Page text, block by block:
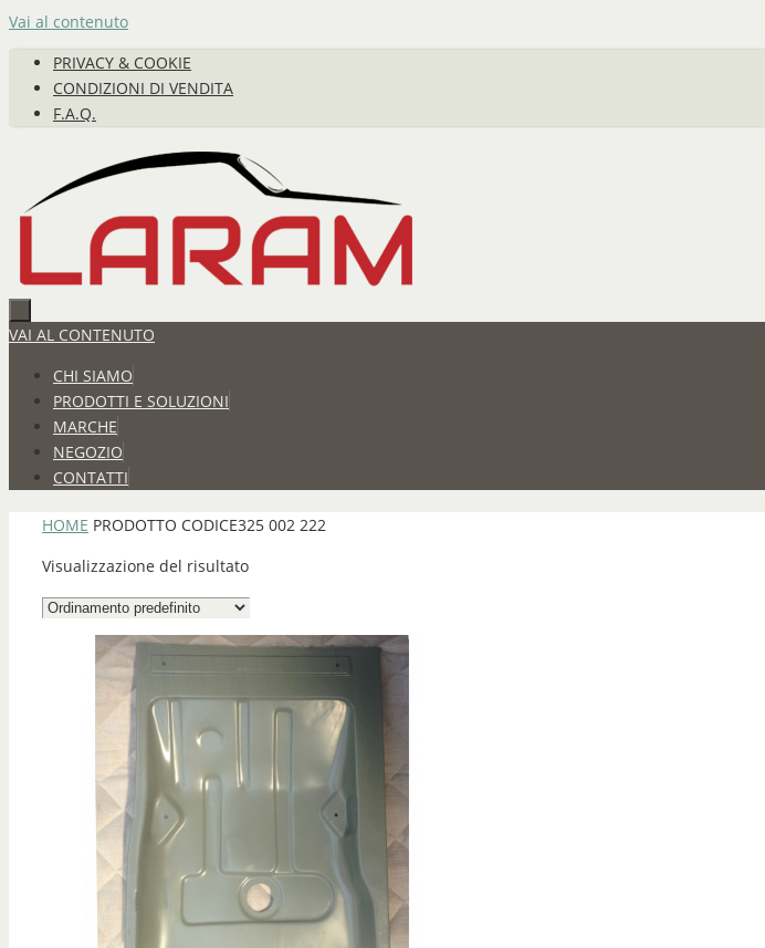
Vai al contenuto
PRIVACY & COOKIE
CONDIZIONI DI VENDITA
F.A.Q.
VAI AL CONTENUTO
CHI SIAMO
PRODOTTI E SOLUZIONI
MARCHE
NEGOZIO
CONTATTI
HOME PRODOTTO CODICE325 002 222
Visualizzazione del risultato